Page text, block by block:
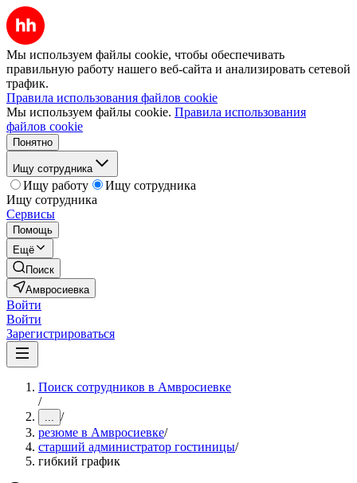
Мы используем файлы cookie, чтобы обеспечивать
правильную работу нашего веб-сайта и анализировать сетевой
трафик.
Правила использования файлов cookie
Мы используем файлы cookie. Правила использования
файлов cookie
Понятно
Ищу сотрудника
Ищу работу
Ищу сотрудника
Ищу сотрудника
Сервисы
Помощь
Ещё
Поиск
Амвросиевка
Войти
Войти
Зарегистрироваться
Поиск сотрудников в Амвросиевке
/
... /
резюме в Амвросиевке/
старший администратор гостиницы/
гибкий график